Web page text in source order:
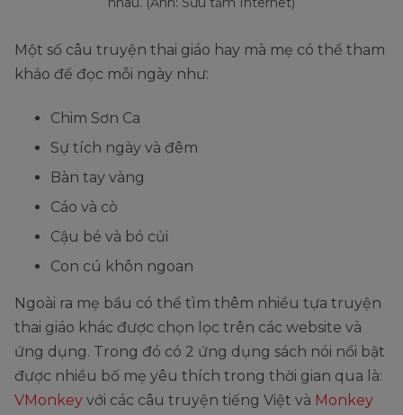
Một số câu truyện thai giáo hay mà mẹ có thể tham
khảo để đọc mỗi ngày như:
Chim Sơn Ca
Sự tích ngày và đêm
Bàn tay vàng
Cáo và cò
Cậu bé và bó củi
Con cú khôn ngoan
Ngoài ra mẹ bầu có thể tìm thêm nhiều tựa truyện
thai giáo khác được chọn lọc trên các website và
ứng dụng. Trong đó có 2 ứng dụng sách nói nổi bật
được nhiều bố mẹ yêu thích trong thời gian qua là:
VMonkey với các câu truyện tiếng Việt và Monkey